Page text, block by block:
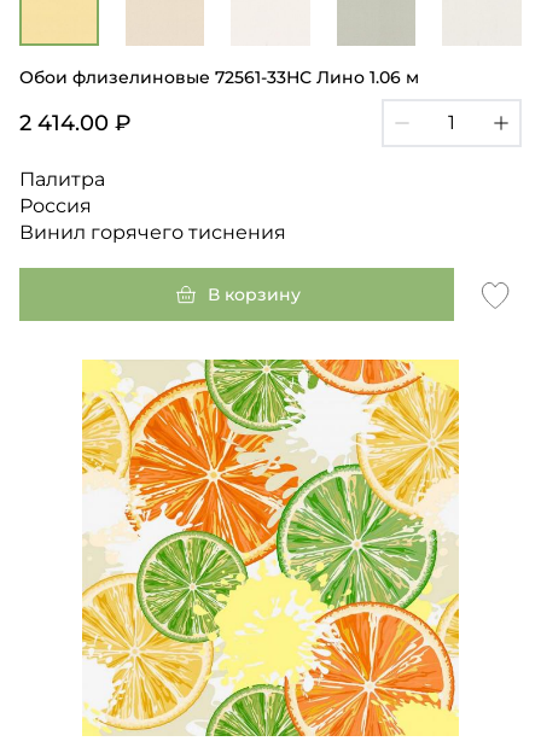
Обои флизелиновые 72561-33НС Лино 1.06 м
2 414.00 ₽
Палитра
Россия
Винил горячего тиснения
В корзину